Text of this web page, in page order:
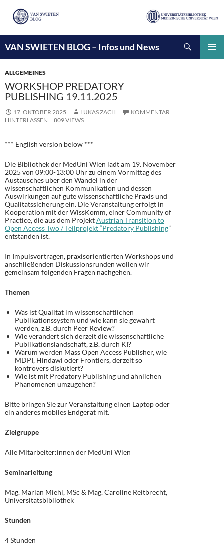
VAN SWIETEN BLOG – Infos und News
INHALT
SPRINGEN
ALLGEMEINES
WORKSHOP PREDATORY
PUBLISHING 19.11.2025
17. OKTOBER 2025 LUKAS ZACH
KOMMENTAR
HINTERLASSEN
809 VIEWS
*** English version below ***
Die Bibliothek der MedUni Wien lädt am 19. November
2025 von 09:00-13:00 Uhr zu einem Vormittag des
Austausches über den Wandel in der
wissenschaftlichen Kommunikation und dessen
Auswirkungen auf gute wissenschaftliche Praxis und
Qualitätssicherung ein. Die Veranstaltung erfolgt in
Kooperation mit der WissKomm, einer Community of
Practice, die aus dem ProjektAustrian Transition to
Open Access Two / Teilprojekt “Predatory Publishing”
entstanden ist.
In Impulsvorträgen, praxisorientierten Workshops und
anschließenden Diskussionsrunden wollen wir
gemeinsam folgenden Fragen nachgehen.
Themen
Was ist Qualität im wissenschaftlichen
Publikationssystem und wie kann sie gewahrt
werden, z.B. durch Peer Review?
Wie verändert sich derzeit die wissenschaftliche
Publikationslandschaft, z.B. durch KI?
Warum werden Mass Open Access Publisher, wie
MDPI, Hindawi oder Frontiers, derzeit so
kontrovers diskutiert?
Wie ist mit Predatory Publishing und ähnlichen
Phänomenen umzugehen?
Bitte bringen Sie zur Veranstaltung einen Laptop oder
ein anderes mobiles Endgerät mit.
Zielgruppe
Alle Mitarbeiter:innen der MedUni Wien
Seminarleitung
Mag. Marian Miehl, MSc & Mag. Caroline Reitbrecht,
Universitätsbibliothek
Stunden
4 Stunden